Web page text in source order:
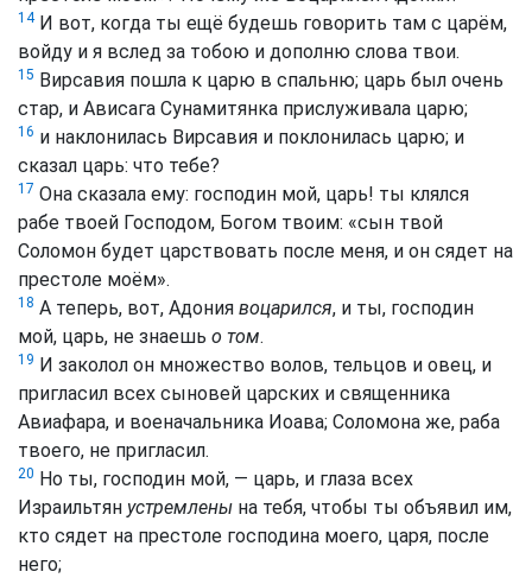
14И вот, когда ты ещё будешь говорить там с царём,
войду и я вслед за тобою и дополню слова твои.
15 Вирсавия пошла к царю в спальню; царь был очень
стар, и Ависага Сунамитянка прислуживала царю;
16 и наклонилась Вирсавия и поклонилась царю; и
сказал царь: что тебе?
17 Она сказала ему: господин мой, царь! ты клялся
рабе твоей Господом, Богом твоим: «сын твой
Соломон будет царствовать после меня, и он сядет на
престоле моём».
18 А теперь, вот, Адония воцарился, и ты, господин
мой, царь, не знаешь о том.
19 И заколол он множество волов, тельцов и овец, и
пригласил всех сыновей царских и священника
Авиафара, и военачальника Иоава; Соломона же, раба
твоего, не пригласил.
20 Но ты, господин мой, — царь, и глаза всех
Израильтян устремлены на тебя, чтобы ты объявил им,
кто сядет на престоле господина моего, царя, после
него;